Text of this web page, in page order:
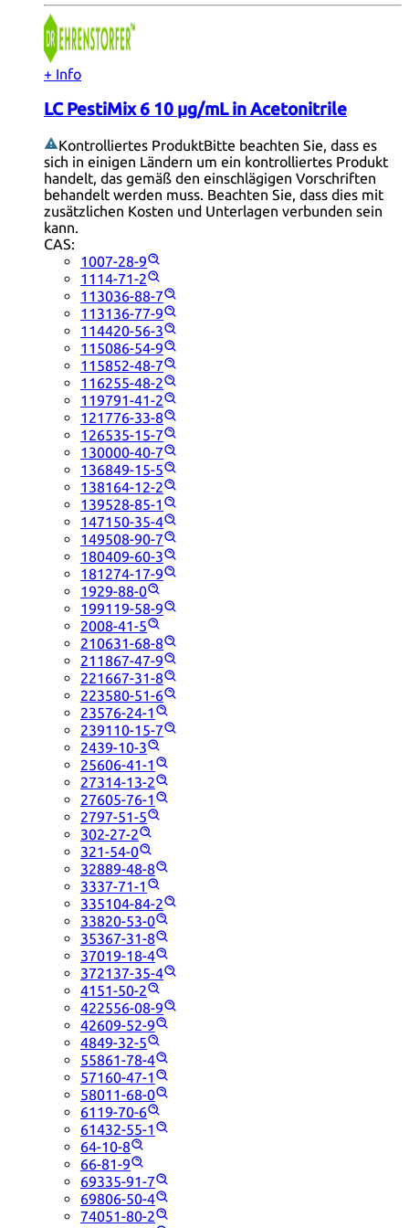
+ Info
LC PestiMix 6 10 µg/mL in Acetonitrile
Kontrolliertes ProduktBitte beachten Sie, dass es
sich in einigen Ländern um ein kontrolliertes Produkt
handelt, das gemäß den einschlägigen Vorschriften
behandelt werden muss. Beachten Sie, dass dies mit
zusätzlichen Kosten und Unterlagen verbunden sein
kann.
CAS:
1007-28-9
1114-71-2
113036-88-7
113136-77-9
114420-56-3
115086-54-9
115852-48-7
116255-48-2
119791-41-2
121776-33-8
126535-15-7
130000-40-7
136849-15-5
138164-12-2
139528-85-1
147150-35-4
149508-90-7
180409-60-3
181274-17-9
1929-88-0
199119-58-9
2008-41-5
210631-68-8
211867-47-9
221667-31-8
223580-51-6
23576-24-1
239110-15-7
2439-10-3
25606-41-1
27314-13-2
27605-76-1
2797-51-5
302-27-2
321-54-0
32889-48-8
3337-71-1
335104-84-2
33820-53-0
35367-31-8
37019-18-4
372137-35-4
4151-50-2
422556-08-9
42609-52-9
4849-32-5
55861-78-4
57160-47-1
58011-68-0
6119-70-6
61432-55-1
64-10-8
66-81-9
69335-91-7
69806-50-4
74051-80-2